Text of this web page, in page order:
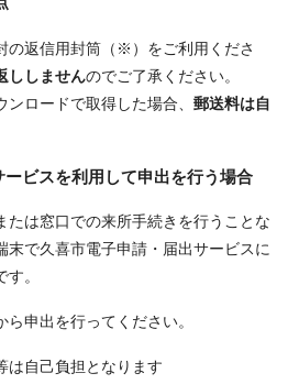
の返信用封筒（※）をご利用くださ
ししませんのでご了承ください。
ロードで取得した場合、 郵送料は自
ビスを利用して申出を行う場合
たは窓口での来所手続きを行うことな
末で久喜市電子申請・届出サービスに
。
申出を行ってください。
自己負担となります